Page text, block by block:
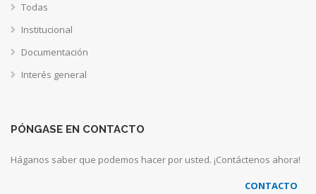
Todas
Institucional
Documentación
Interés general
PÓNGASE EN CONTACTO
Háganos saber que podemos hacer por usted. ¡Contáctenos ahora!
CONTACTO